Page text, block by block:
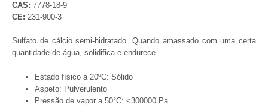
CAS: 7778-18-9
CE: 231-900-3
Sulfato de cálcio semi-hidratado. Quando amassado com uma certa
quantidade de água, solidifica e endurece.
Estado físico a 20ºC: Sólido
Aspeto: Pulverulento
Pressão de vapor a 50°C: <300000 Pa